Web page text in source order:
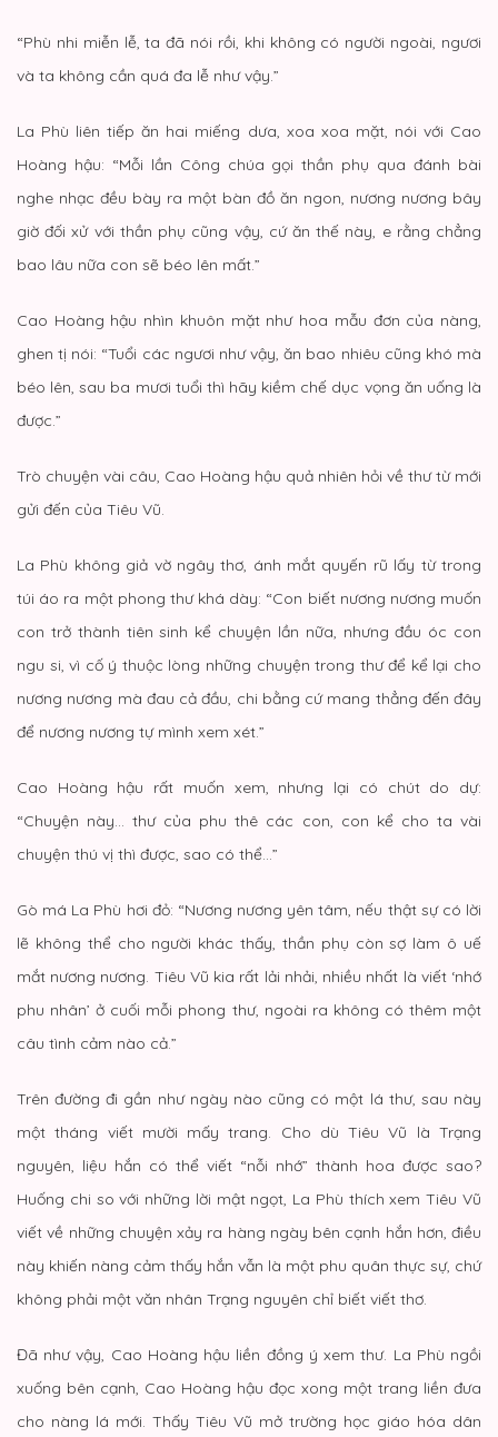
“Phù nhi miễn lễ, ta đã nói rồi, khi không có người ngoài, ngươi
và ta không cần quá đa lễ như vậy.”
La Phù liên tiếp ăn hai miếng dưa, xoa xoa mặt, nói với Cao
Hoàng hậu: “Mỗi lần Công chúa gọi thần phụ qua đánh bài
nghe nhạc đều bày ra một bàn đồ ăn ngon, nương nương bây
giờ đối xử với thần phụ cũng vậy, cứ ăn thế này, e rằng chẳng
bao lâu nữa con sẽ béo lên mất.”
Cao Hoàng hậu nhìn khuôn mặt như hoa mẫu đơn của nàng,
ghen tị nói: “Tuổi các ngươi như vậy, ăn bao nhiêu cũng khó mà
béo lên, sau ba mươi tuổi thì hãy kiềm chế dục vọng ăn uống là
được.”
Trò chuyện vài câu, Cao Hoàng hậu quả nhiên hỏi về thư từ mới
gửi đến của Tiêu Vũ.
La Phù không giả vờ ngây thơ, ánh mắt quyến rũ lấy từ trong
túi áo ra một phong thư khá dày: “Con biết nương nương muốn
con trở thành tiên sinh kể chuyện lần nữa, nhưng đầu óc con
ngu si, vì cố ý thuộc lòng những chuyện trong thư để kể lại cho
nương nương mà đau cả đầu, chi bằng cứ mang thẳng đến đây
để nương nương tự mình xem xét.”
Cao Hoàng hậu rất muốn xem, nhưng lại có chút do dự:
“Chuyện này… thư của phu thê các con, con kể cho ta vài
chuyện thú vị thì được, sao có thể…”
Gò má La Phù hơi đỏ: “Nương nương yên tâm, nếu thật sự có lời
lẽ không thể cho người khác thấy, thần phụ còn sợ làm ô uế
mắt nương nương. Tiêu Vũ kia rất lải nhải, nhiều nhất là viết ‘nhớ
phu nhân’ ở cuối mỗi phong thư, ngoài ra không có thêm một
câu tình cảm nào cả.”
Trên đường đi gần như ngày nào cũng có một lá thư, sau này
một tháng viết mười mấy trang. Cho dù Tiêu Vũ là Trạng
nguyên, liệu hắn có thể viết “nỗi nhớ” thành hoa được sao?
Huống chi so với những lời mật ngọt, La Phù thích xem Tiêu Vũ
viết về những chuyện xảy ra hàng ngày bên cạnh hắn hơn, điều
này khiến nàng cảm thấy hắn vẫn là một phu quân thực sự, chứ
không phải một văn nhân Trạng nguyên chỉ biết viết thơ.
Đã như vậy, Cao Hoàng hậu liền đồng ý xem thư. La Phù ngồi
xuống bên cạnh, Cao Hoàng hậu đọc xong một trang liền đưa
cho nàng lá mới. Thấy Tiêu Vũ mở trường học giáo hóa dân